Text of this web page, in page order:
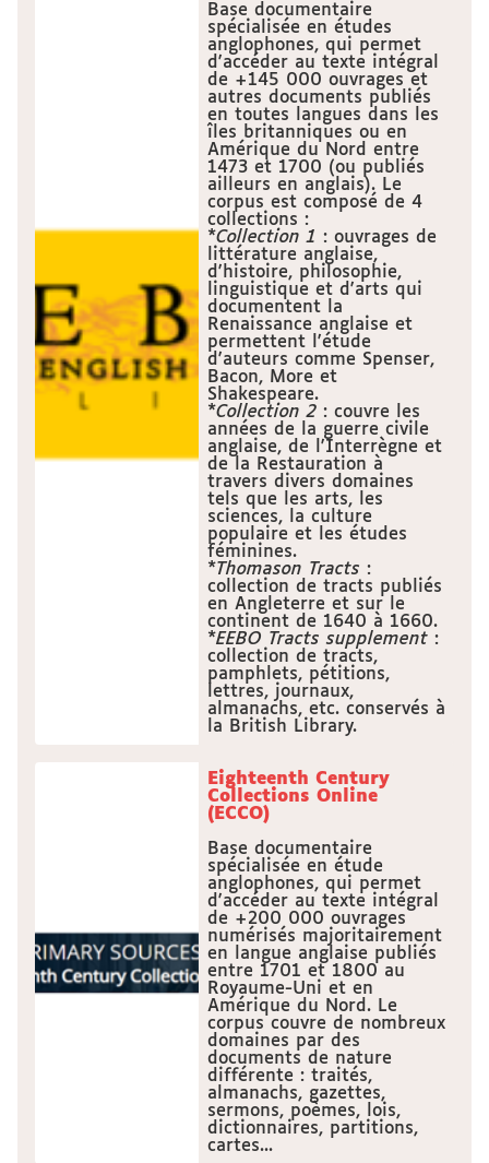
Base documentaire
spécialisée en études
anglophones, qui permet
d'accéder au texte intégral
de +145 000 ouvrages et
autres documents publiés
en toutes langues dans les
îles britanniques ou en
Amérique du Nord entre
1473 et 1700 (ou publiés
ailleurs en anglais). Le
corpus est composé de 4
collections :
*Collection 1 : ouvrages de
littérature anglaise,
d'histoire, philosophie,
linguistique et d'arts qui
documentent la
Renaissance anglaise et
permettent l'étude
d'auteurs comme Spenser,
Bacon, More et
Shakespeare.
*Collection 2 : couvre les
années de la guerre civile
anglaise, de l'Interrègne et
de la Restauration à
travers divers domaines
tels que les arts, les
sciences, la culture
populaire et les études
féminines.
*Thomason Tracts :
collection de tracts publiés
en Angleterre et sur le
continent de 1640 à 1660.
*EEBO Tracts supplement :
collection de tracts,
pamphlets, pétitions,
lettres, journaux,
almanachs, etc. conservés à
la British Library.
Eighteenth Century
Collections Online
(ECCO)
Base documentaire
spécialisée en étude
anglophones, qui permet
d'accéder au texte intégral
de +200 000 ouvrages
numérisés majoritairement
en langue anglaise publiés
entre 1701 et 1800 au
Royaume-Uni et en
Amérique du Nord. Le
corpus couvre de nombreux
domaines par des
documents de nature
différente : traités,
almanachs, gazettes,
sermons, poèmes, lois,
dictionnaires, partitions,
cartes...